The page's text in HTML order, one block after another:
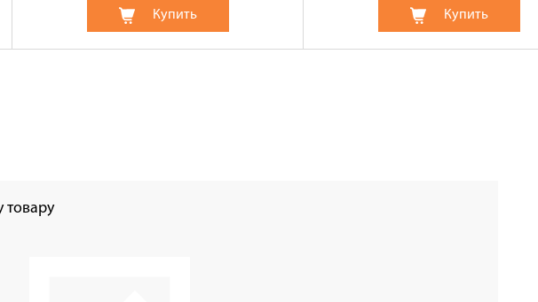
Купить Купить
товару